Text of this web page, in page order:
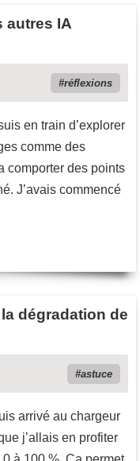
autres IA
réflexions
en train d’explorer
comme des
comporter des points
J’avais commencé
dégradation de
astuce
arrivé au chargeur
j’allais en profiter